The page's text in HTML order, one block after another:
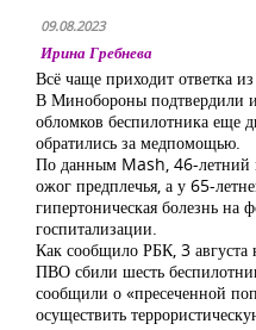
09.08.2023
Ирина Гребнева
Всё чаще приходит ответка
В Минобороны подтвердили
обломков беспилотника еще
обратились за медпомощью.
По данным Mash, 46-летний
ожог предплечья, а у 65-
гипертоническая болезнь на
госпитализации.
Как сообщило РБК, 3 августа
ПВО сбили шесть
сообщили о «пресеченной
осуществить